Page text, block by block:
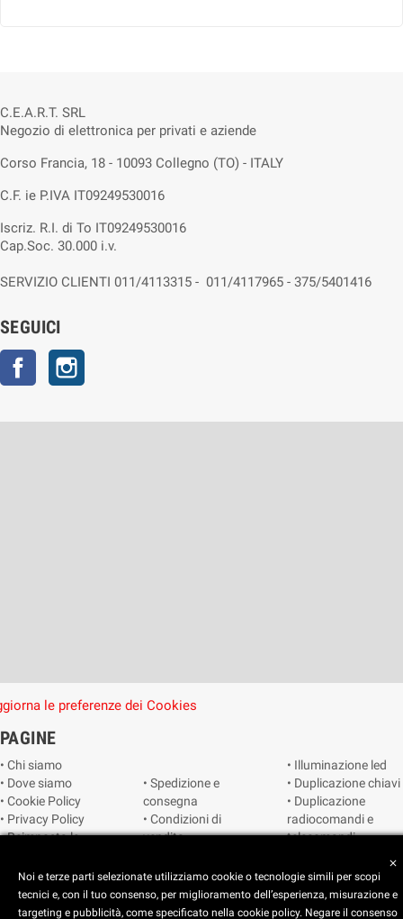
C.E.A.R.T. SRL
Negozio di elettronica per privati e aziende
Corso Francia, 18 - 10093 Collegno (TO) - ITALY
C.F. ie P.IVA IT09249530016
Iscriz. R.I. di To IT09249530016
Cap.Soc. 30.000 i.v.
SERVIZIO CLIENTI 011/4113315 - 011/4117965 - 375/5401416
SEGUICI
Facebook
le preferenze dei Cookies
PAGINE
• Chi siamo
• Dove siamo
• Cookie Policy
• Privacy Policy
• Reimposta le
cookie
• Spedizione e
consegna
• Condizioni di
vendita
• Illuminazione led
• Duplicazione chiavi
• Duplicazione
radiocomandi e
telecomandi
• Video sorveglianza
close
Noi e terze parti selezionate utilizziamo cookie o tecnologie simili per scopi
tecnici e, con il tuo consenso, per miglioramento dell’esperienza, misurazione e
targeting e pubblicità, come specificato nella cookie policy. Negare il consenso